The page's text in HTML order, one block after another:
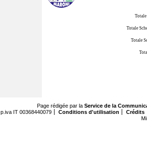
Totale
Totale
Page rédigée par la Service de la
p.iva IT 00368440079
Conditions d'utilisation
Crédits